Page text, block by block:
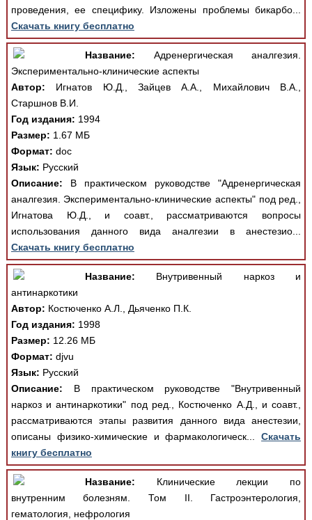
проведения, ее специфику. Изложены проблемы бикарбо...
Скачать книгу бесплатно
Название: Адренергическая аналгезия.
Экспериментально-клинические аспекты
Автор: Игнатов Ю.Д., Зайцев А.А., Михайлович В.А.,
Старшнов В.И.
Год издания: 1994
Размер: 1.67 МБ
Формат: doc
Язык: Русский
Описание: В практическом руководстве "Адренергическая
аналгезия. Экспериментально-клинические аспекты" под ред.,
Игнатова Ю.Д., и соавт., рассматриваются вопросы
использования данного вида аналгезии в анестезио...
Скачать книгу бесплатно
Название: Внутривенный наркоз и
антинаркотики
Автор: Костюченко А.Л., Дьяченко П.К.
Год издания: 1998
Размер: 12.26 МБ
Формат: djvu
Язык: Русский
Описание: В практическом руководстве "Внутривенный
наркоз и антинаркотики" под ред., Костюченко А.Д., и соавт.,
рассматриваются этапы развития данного вида анестезии,
описаны физико-химические и фармакологическ...Скачать
книгу бесплатно
Название: Клинические лекции по
внутренним болезням. Том II. Гастроэнтерология,
гематология, нефрология